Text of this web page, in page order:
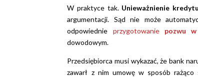
W praktyce tak. Unieważnienie
argumentacji. Sąd nie może
odpowiednie przygotowanie pozwu
dowodowym.
Przedsiębiorca musi wykazać, że bank
zawarł z nim umowę w sposób rażąco